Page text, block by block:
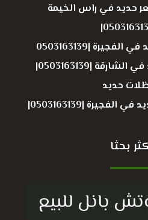
حديد في راس الخيمة
|0503163139
تركيب قرميد حديد في الشارقة |0503163139|
حديد
|0503163139|
بحثا
بانل للبيع